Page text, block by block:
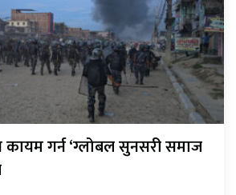
गर्न ‘ग्लोबल सुनसरी समाज